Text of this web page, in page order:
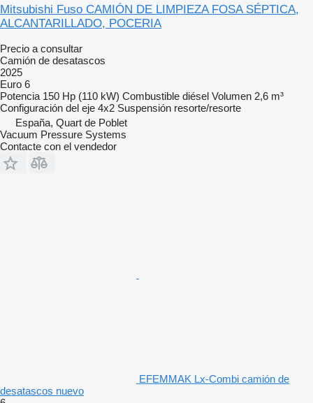
Mitsubishi Fuso CAMIÓN DE LIMPIEZA FOSA SÉPTICA,
ALCANTARILLADO, POCERIA
Precio a consultar
Camión de desatascos
2025
Euro 6
Potencia 150 Hp (110 kW) Combustible diésel Volumen 2,6 m³
Configuración del eje 4x2 Suspensión resorte/resorte
España, Quart de Poblet
Vacuum Pressure Systems
Contacte con el vendedor
EFEMMAK Lx-Combi camión de
desatascos nuevo